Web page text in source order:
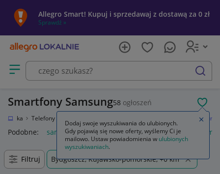
Allegro Smart! Kupuj i sprzedawaj z dostawą za 0 zł
Sprawdź »
Otwórz menu z kategoriami
szukaj
Smartfony Samsung58 ogłoszeń
Telefony i Akcesoria Samsung
Podobne: samsung s25 samsung s26 samsung s24
Filtruj Bydgoszcz, Kujawsko-pomorskie, +0 km
Dodaj swoje wyszukiwania do ulubionych.
Gdy pojawią się nowe oferty, wyślemy Ci je
mailowo. Ustaw powiadomienia w ulubionych
wyszukiwaniach.